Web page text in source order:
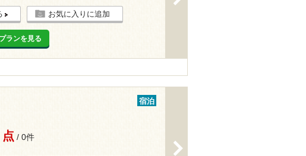
お気に入りに追加
ランを見る
宿泊
/ 0件